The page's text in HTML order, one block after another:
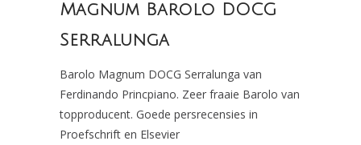
Magnum Barolo DOCG
Serralunga
Barolo Magnum DOCG Serralunga van
Ferdinando Princpiano. Zeer fraaie Barolo van
topproducent. Goede persrecensies in
Proefschrift en Elsevier